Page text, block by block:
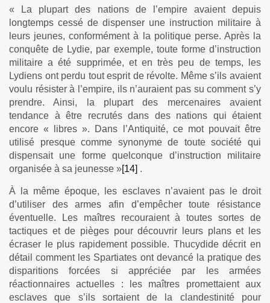
« La plupart des nations de l’empire avaient depuis
longtemps cessé de dispenser une instruction militaire à
leurs jeunes, conformément à la politique perse. Après la
conquête de Lydie, par exemple, toute forme d’instruction
militaire a été supprimée, et en très peu de temps, les
Lydiens ont perdu tout esprit de révolte. Même s’ils avaient
voulu résister à l’empire, ils n’auraient pas su comment s’y
prendre. Ainsi, la plupart des mercenaires avaient
tendance à être recrutés dans des nations qui étaient
encore « libres ». Dans l’Antiquité, ce mot pouvait être
utilisé presque comme synonyme de toute société qui
dispensait une forme quelconque d’instruction militaire
organisée à sa jeunesse »[14] .
À la même époque, les esclaves n’avaient pas le droit
d’utiliser des armes afin d’empêcher toute résistance
éventuelle. Les maîtres recouraient à toutes sortes de
tactiques et de pièges pour découvrir leurs plans et les
écraser le plus rapidement possible. Thucydide décrit en
détail comment les Spartiates ont devancé la pratique des
disparitions forcées si appréciée par les armées
réactionnaires actuelles : les maîtres promettaient aux
esclaves que s’ils sortaient de la clandestinité pour